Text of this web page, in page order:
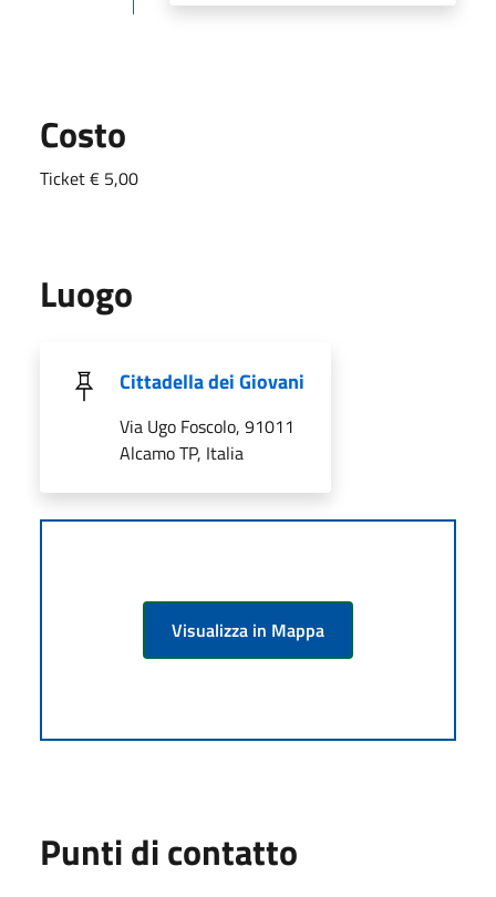
Costo
Ticket € 5,00
Luogo
Cittadella dei Giovani
Via Ugo Foscolo, 91011
Alcamo TP, Italia
Visualizza in Mappa
Punti di contatto